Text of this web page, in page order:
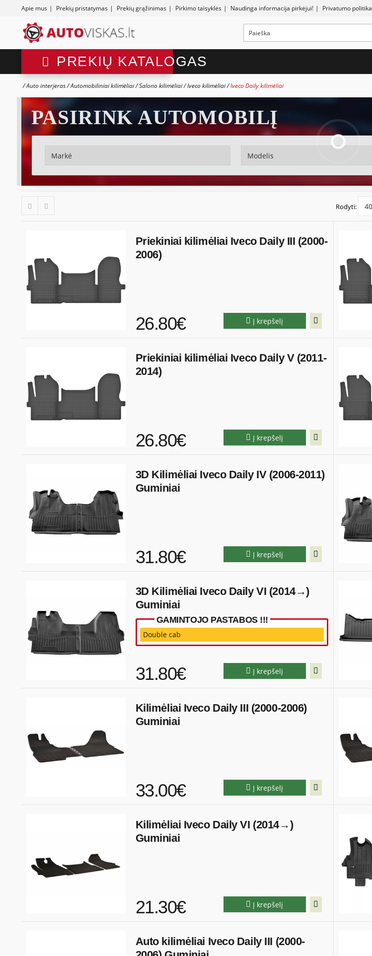
Apie mus | Prekių pristatymas | Prekių grąžinimas | Pirkimo taisyklės | Naudinga informacija pirkėjui! | Privatumo politika
PREKIŲ KATALOGAS
Auto interjeras Automobiliniai kilimėliai Salono kilimėliai Iveco kilimėliai Iveco Daily kilimėliai
PASIRINK AUTOMOBILĮ
Rodyti:
Priekiniai kilimėliai Iveco Daily III (2000-
2006)
26.80€ Į krepšelį
Priekiniai kilimėliai Iveco Daily V (2011-
2014)
26.80€ Į krepšelį
3D Kilimėliai Iveco Daily IV (2006-2011)
Guminiai
31.80€ Į krepšelį
3D Kilimėliai Iveco Daily VI (2014→)
Guminiai
GAMINTOJO PASTABOS !!!
Double cab
31.80€ Į krepšelį
Kilimėliai Iveco Daily III (2000-2006)
Guminiai
33.00€ Į krepšelį
Kilimėliai Iveco Daily VI (2014→)
Guminiai
21.30€ Į krepšelį
Auto kilimėliai Iveco Daily III (2000-